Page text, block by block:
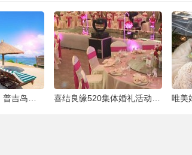
泰国普吉岛旅行，普吉岛是泰国最大的岛屿 喜结良缘520集体婚礼活动-喜来缘大酒店[合